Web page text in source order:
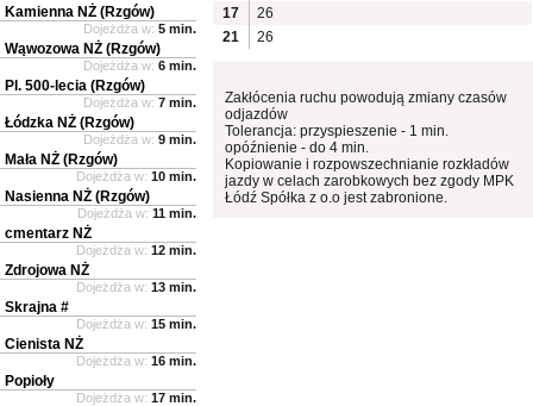
17
26
21
26
Zakłócenia ruchu powodują zmiany czasów
odjazdów
Tolerancja: przyspieszenie - 1 min.
opóźnienie - do 4 min.
Kopiowanie i rozpowszechnianie rozkładów
jazdy w celach zarobkowych bez zgody MPK
Łódź Spółka z o.o jest zabronione.
Kamienna NŻ (Rzgów)
Dojeżdża w: 5 min.
Wąwozowa NŻ (Rzgów)
Dojeżdża w: 6 min.
Pl. 500-lecia (Rzgów)
Dojeżdża w: 7 min.
Łódzka NŻ (Rzgów)
Dojeżdża w: 9 min.
Mała NŻ (Rzgów)
Dojeżdża w: 10 min.
Nasienna NŻ (Rzgów)
Dojeżdża w: 11 min.
cmentarz NŻ
Dojeżdża w: 12 min.
Zdrojowa NŻ
Dojeżdża w: 13 min.
Skrajna #
Dojeżdża w: 15 min.
Cienista NŻ
Dojeżdża w: 16 min.
Popioły
Dojeżdża w: 17 min.